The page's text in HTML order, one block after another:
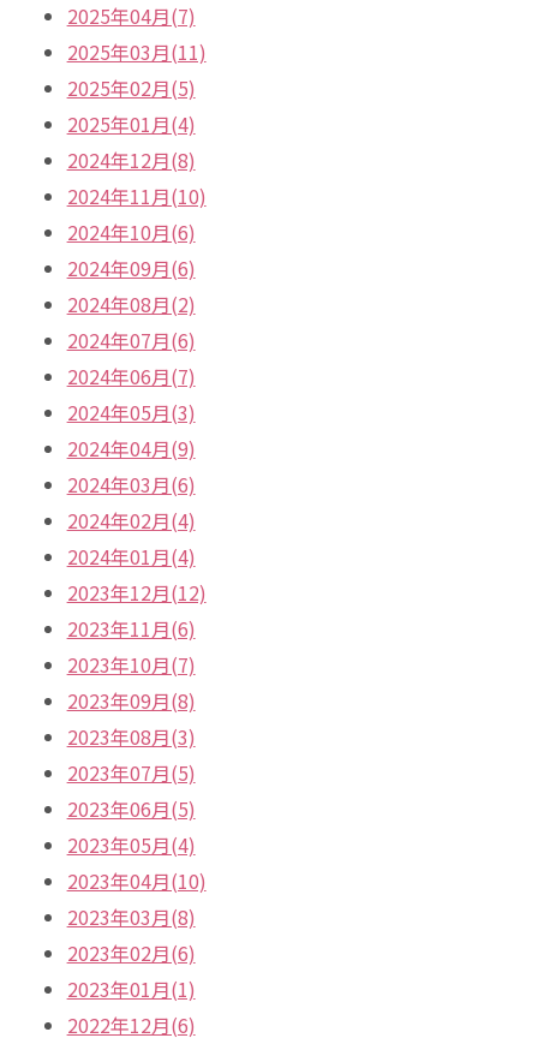
2025年04月(7)
2025年03月(11)
2025年02月(5)
2025年01月(4)
2024年12月(8)
2024年11月(10)
2024年10月(6)
2024年09月(6)
2024年08月(2)
2024年07月(6)
2024年06月(7)
2024年05月(3)
2024年04月(9)
2024年03月(6)
2024年02月(4)
2024年01月(4)
2023年12月(12)
2023年11月(6)
2023年10月(7)
2023年09月(8)
2023年08月(3)
2023年07月(5)
2023年06月(5)
2023年05月(4)
2023年04月(10)
2023年03月(8)
2023年02月(6)
2023年01月(1)
2022年12月(6)